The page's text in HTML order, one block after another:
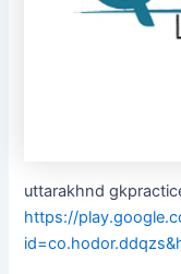
uttarakhnd
https://